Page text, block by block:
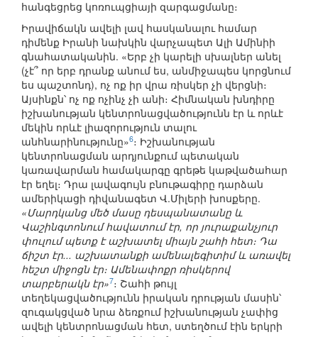
հանգեցրեց կոռուպցիայի զարգացմանը։
Իրավիճակն ավելի լավ հասկանալու համար
դիմենք Իրանի նախկին վարչապետ Ալի Ամինիի
գնահատականին. «Երբ չի կարելի սխալներ անել
(չէ՞ որ երբ դրանք անում ես, անմիջապես կորցնում
ես պաշտոնդ), ոչ ոք իր վրա ռիսկեր չի վերցնի։
Այսինքն՝ ոչ ոք ոչինչ չի անի։ Հիմնական խնդիրը
իշխանության կենտրոնացվածությունն էր և որևէ
մեկին որևէ լիազորություն տալու
անհնարինությունը»6։ Իշխանության
կենտրոնացման արդյունքում պետական
կառավարման համակարգը գրեթե կաթվածահար
էր եղել։ Դրա լավագույն բնութագիրը դարձան
ամերիկացի դիվանագետ Վ.Միլերի խոսքերը.
«Մարդկանց մեծ մասը դեսպանատանը և
Վաշինգտոնում հավատում էր, որ յուրաքանչյուր
փուլում պետք է աշխատել միայն շահի հետ։ Դա
ճիշտ էր... աշխատանքի ամենալեգիտիմ և առավել
հեշտ միջոցն էր։ Ամենափոքր ռիսկերով
տարբերակն էր»7։ Շահի թույլ
տեղեկացվածությունն իրական դրության մասին՝
զուգակցված նրա ձեռքում իշխանության չափից
ավելի կենտրոնացման հետ, ստեղծում էին երկրի